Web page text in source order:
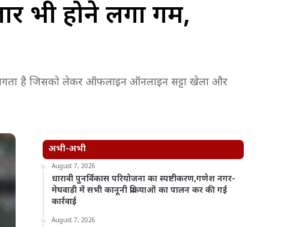
भी होने लगा गर्म,
है जिसको लेकर ऑफलाइन ऑनलाइन सट्टा खेला और
अभी-अभी
August 7, 2026
धारावी पुनर्विकास परियोजना का स्पष्टीकरण,गणेश नगर-
मेघवाड़ी में सभी कानूनी प्रक्रियाओं का पालन कर की गई
कार्रवाई
August 7, 2026